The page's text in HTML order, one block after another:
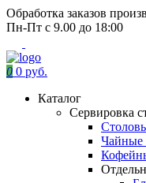
Обработка заказов
Пн-Пт с 9.00 до 18:00
0 0 руб.
Каталог
Сервировка
Чайные